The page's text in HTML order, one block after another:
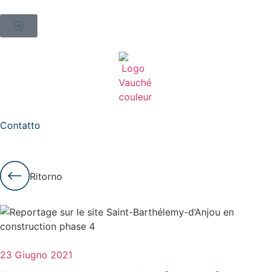
Contatto
Ritorno
23 Giugno 2021